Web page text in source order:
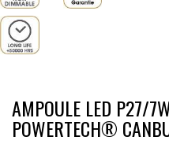
AMPOULE LED P27/
POWERTECH®